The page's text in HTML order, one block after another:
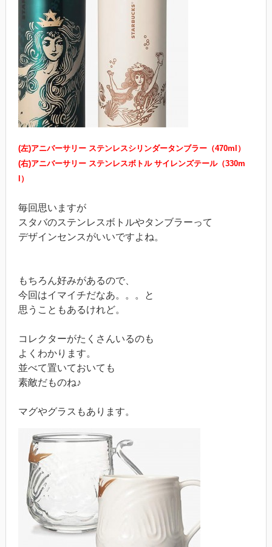
(左)アニバーサリー ステンレスシリンダータンブラー（470ml）
(右)アニバーサリー ステンレスボトル サイレンズテール（330m
l）
毎回思いますが
スタバのステンレスボトルやタンブラーって
デザインセンスがいいですよね。
もちろん好みがあるので、
今回はイマイチだなあ。。。と
思うこともあるけれど。
コレクターがたくさんいるのも
よくわかります。
並べて置いておいても
素敵だものね♪
マグやグラスもあります。